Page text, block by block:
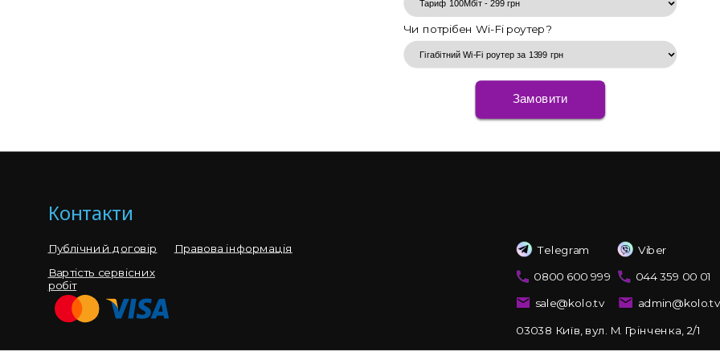
Чи потрібен Wi-Fi роутер?
Замовити
Контакти
Публічний договір
Правова інформація
Вартість сервісних
робіт
Telegram Viber
0800 600 999 044 359 00 01
sale@kolo.tv admin@kolo.tv
03038 Київ, вул. М. Грінченка, 2/1